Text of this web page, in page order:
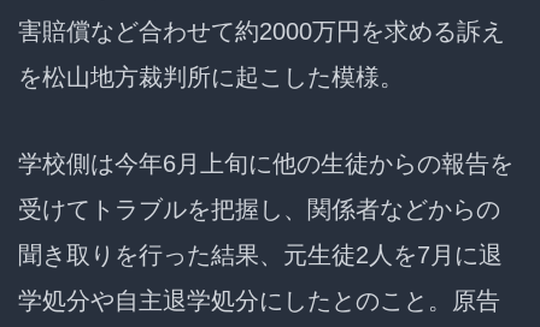
害賠償など合わせて約2000万円を求める訴え
を松山地方裁判所に起こした模様。
学校側は今年6月上旬に他の生徒からの報告を
受けてトラブルを把握し、関係者などからの
聞き取りを行った結果、元生徒2人を7月に退
学処分や自主退学処分にしたとのこと。原告